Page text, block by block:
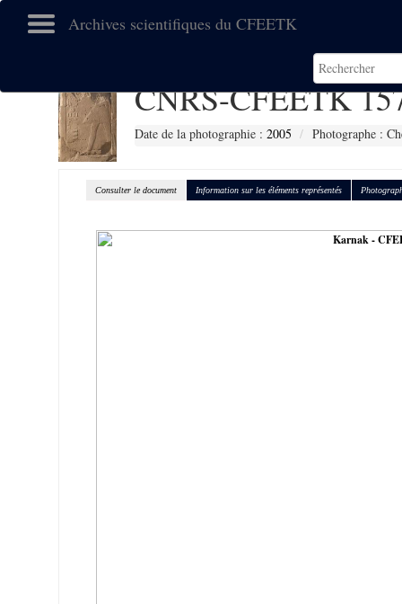
Archives scientifiques du CFEETK
CNRS-CFEETK
Date de la photographie : 2005 Photographe :
Consulter le document Information sur les éléments représentés